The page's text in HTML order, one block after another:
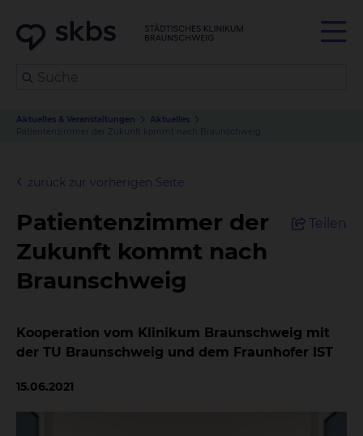
Aktuelles & Veranstaltungen
Aktuelles
Patientenzimmer der Zukunft kommt nach Braunschweig
zurück zur vorherigen Seite
Patientenzimmer der
Zukunft kommt nach
Braunschweig
Teilen
Kooperation vom Klinikum Braunschweig mit
der TU Braunschweig und dem Fraunhofer IST
15.06.2021